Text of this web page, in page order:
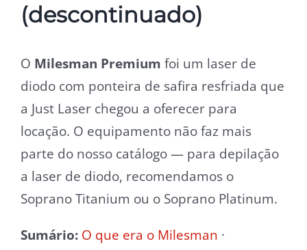
(descontinuado)
O Milesman Premium foi um laser de
diodo com ponteira de safira resfriada que
a Just Laser chegou a oferecer para
locação. O equipamento não faz mais
parte do nosso catálogo — para depilação
a laser de diodo, recomendamos o
Soprano Titanium ou o Soprano Platinum.
Sumário: O que era o Milesman ·